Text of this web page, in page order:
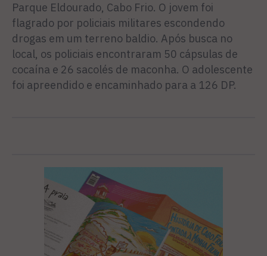
Parque Eldourado, Cabo Frio. O jovem foi
flagrado por policiais militares escondendo
drogas em um terreno baldio. Após busca no
local, os policiais encontraram 50 cápsulas de
cocaína e 26 sacolés de maconha. O adolescente
foi apreendido e encaminhado para a 126 DP.